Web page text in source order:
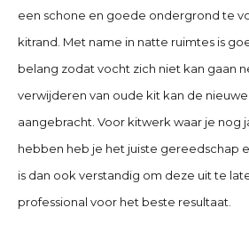
een schone en goede ondergrond te
kitrand. Met name in natte ruimtes is
belang zodat vocht zich niet kan gaan
verwijderen van oude kit kan de
aangebracht. Voor kitwerk waar je nog
hebben heb je het juiste gereedschap
is dan ook verstandig om deze uit te
professional voor het beste resultaat.